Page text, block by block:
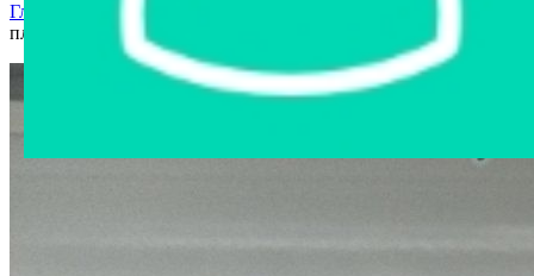
Главная страница
плеер